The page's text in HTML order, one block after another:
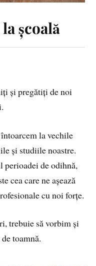
școală
și pregătiți de noi
la vechile
și studiile noastre.
perioadei de odihnă,
cea care ne așează
cu noi forțe.
trebuie să vorbim și
toamnă.